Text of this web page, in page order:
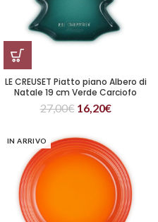
LE CREUSET Piatto piano Albero di
Natale 19 cm Verde Carciofo
27,00€ 16,20€
IN ARRIVO